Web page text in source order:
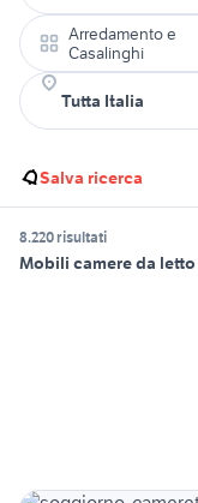
Arredamento e
Casalinghi
Salva ricerca
8.220 risultati
Mobili camere da letto